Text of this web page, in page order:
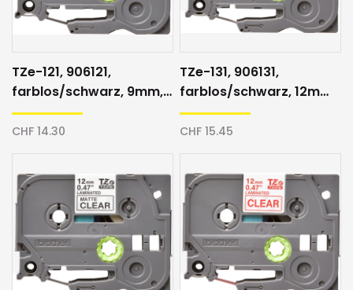
TZe-121, 906121,
farblos/schwarz, 9mm,
Schriftband
CHF 14.30
TZe-131, 906131,
farblos/schwarz, 12mm,
Schriftband
CHF 15.45